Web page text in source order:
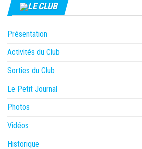
LE CLUB
Présentation
Activités du Club
Sorties du Club
Le Petit Journal
Photos
Vidéos
Historique